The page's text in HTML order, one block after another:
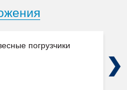
погрузчики
Next